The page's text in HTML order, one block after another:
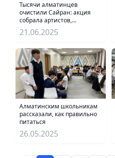
Тысячи алматинцев
очистили Сайран: акция
собрала артистов,
писателей и волонтеров
21.06.2025
Алматинским школьникам
рассказали, как правильно
питаться
26.05.2025